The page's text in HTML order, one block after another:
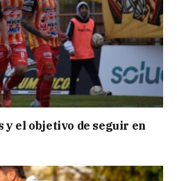
y el objetivo de seguir en